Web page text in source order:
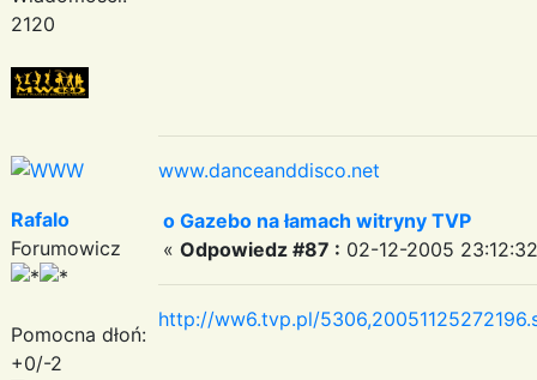
2120
www.danceanddisco.net
Rafalo
Forumowicz
Pomocna dłoń:
+0/-2
o Gazebo na łamach witryny TVP
« Odpowiedz #87 : 02-12-2005
http://ww6.tvp.pl/